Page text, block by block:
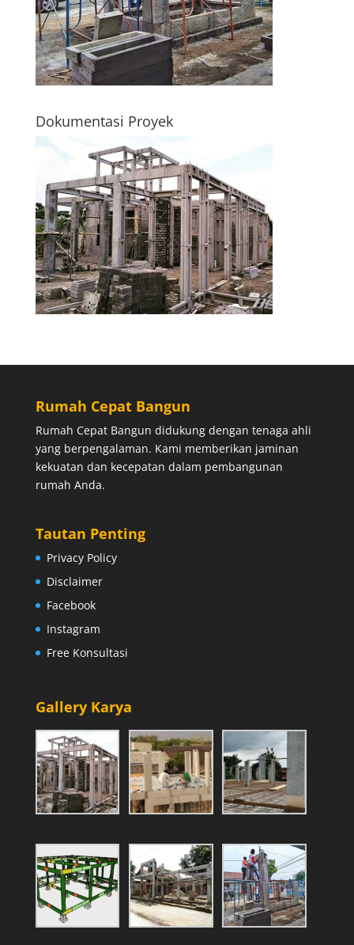
Dokumentasi Proyek
Rumah Cepat Bangun
Rumah Cepat Bangun didukung dengan tenaga ahli
yang berpengalaman. Kami memberikan jaminan
kekuatan dan kecepatan dalam pembangunan
rumah Anda.
Tautan Penting
Privacy Policy
Disclaimer
Facebook
Instagram
Free Konsultasi
Gallery Karya